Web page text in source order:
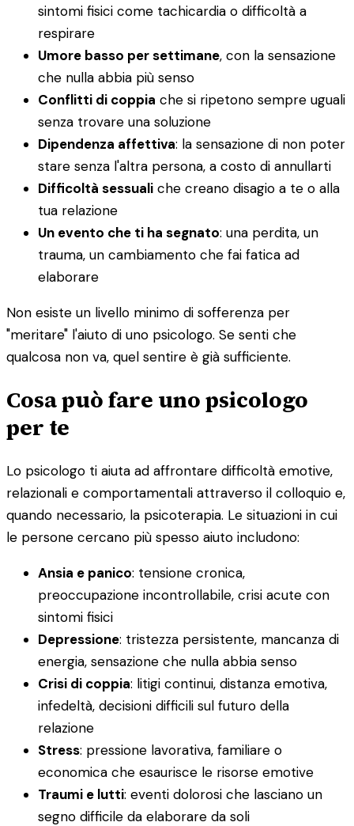
sintomi fisici come tachicardia o difficoltà a
respirare
Umore basso per settimane, con la sensazione
che nulla abbia più senso
Conflitti di coppia che si ripetono sempre uguali
senza trovare una soluzione
Dipendenza affettiva: la sensazione di non poter
stare senza l'altra persona, a costo di annullarti
Difficoltà sessuali che creano disagio a te o alla
tua relazione
Un evento che ti ha segnato: una perdita, un
trauma, un cambiamento che fai fatica ad
elaborare
Non esiste un livello minimo di sofferenza per
"meritare" l'aiuto di uno psicologo. Se senti che
qualcosa non va, quel sentire è già sufficiente.
Cosa può fare uno psicologo
per te
Lo psicologo ti aiuta ad affrontare difficoltà emotive,
relazionali e comportamentali attraverso il colloquio e,
quando necessario, la psicoterapia. Le situazioni in cui
le persone cercano più spesso aiuto includono:
Ansia e panico: tensione cronica,
preoccupazione incontrollabile, crisi acute con
sintomi fisici
Depressione: tristezza persistente, mancanza di
energia, sensazione che nulla abbia senso
Crisi di coppia: litigi continui, distanza emotiva,
infedeltà, decisioni difficili sul futuro della
relazione
Stress: pressione lavorativa, familiare o
economica che esaurisce le risorse emotive
Traumi e lutti: eventi dolorosi che lasciano un
segno difficile da elaborare da soli